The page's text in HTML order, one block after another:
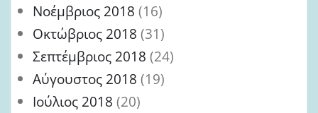
Νοέμβριος 2018 (16)
Οκτώβριος 2018 (31)
Σεπτέμβριος 2018 (24)
Αύγουστος 2018 (19)
Ιούλιος 2018 (20)